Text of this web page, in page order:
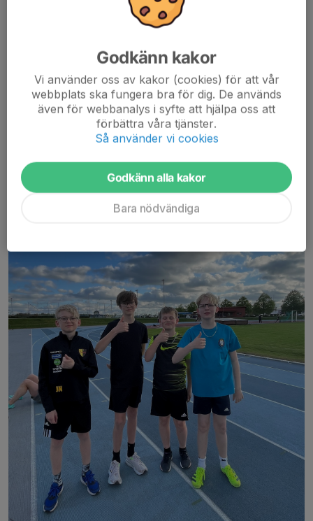
Träning
2 kommentarer
Godkänn kakor
Vi använder oss av kakor (cookies) för att vår
webbplats ska fungera bra för dig. De används
även för webbanalys i syfte att hjälpa oss att
förbättra våra tjänster.
Så använder vi cookies
Godkänn alla kakor
Bara nödvändiga